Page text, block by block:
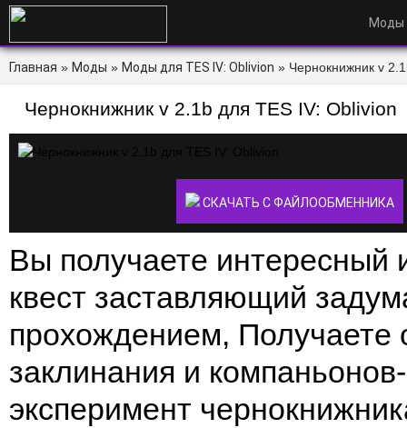
Моды
Главная » Моды » Моды для TES IV: Oblivion » Чернокнижник v
Чернокнижник v 2.1b для TES IV: Oblivion
СКАЧАТЬ С ФАЙЛООБМЕННИКА
Вы получаете интересный
квест заставляющий
прохождением, Получаете
заклинания и
эксперимент